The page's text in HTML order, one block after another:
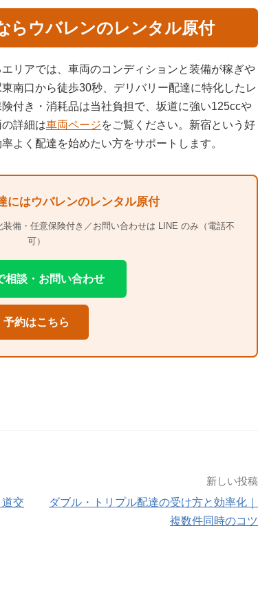
らウバレンのレンタル原付
リアでは、車両のコンディションと装備が稼ぎや
南口から徒歩30秒、デリバリー配達に特化したレ
付き・消耗品は当社負担で、坂道に強い125ccや
詳細は車両ページをご覧ください。新宿という好
よく配達を始めたい方をサポートします。
にはウバレンのレンタル原付
備・任意保険付き／お問い合わせは LINE のみ（電話不
可）
相談・お問い合わせ
予約はこちら
交
新しい投稿
ダブル・トリプル配達の受け方と効率化｜
複数件同時のコツ